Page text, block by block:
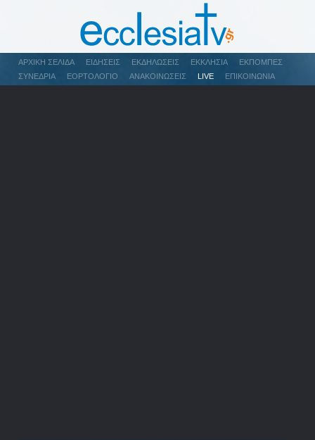
ΑΡΧΙΚΉ ΣΕΛΊΔΑ ΕΙΔΉΣΕΙΣ ΕΚΔΗΛΏΣΕΙΣ ΕΚΚΛΗΣΊΑ
ΕΚΠΟΜΠΈΣ
ΣΥΝΈΔΡΙΑ
ΕΟΡΤΟΛΌΓΙΟ ΑΝΑΚΟΙΝΏΣΕΙΣ LIVE ΕΠΙΚΟΙΝΩΝΊΑ